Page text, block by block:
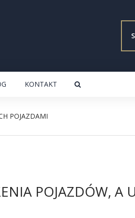
KONTAKT
POJAZDAMI
POJAZDÓW, A